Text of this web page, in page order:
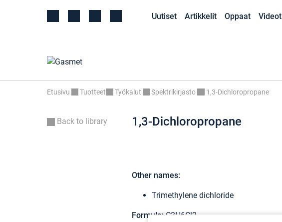
Uutiset Artikkelit Oppaat Videot
Etusivu Tuotteet Työkalut Spektrikirjasto 1,3-Dichloropropane
Back to library 1,3-Dichloropropane
Other names:
Trimethylene dichloride
Formula: C3H6Cl2